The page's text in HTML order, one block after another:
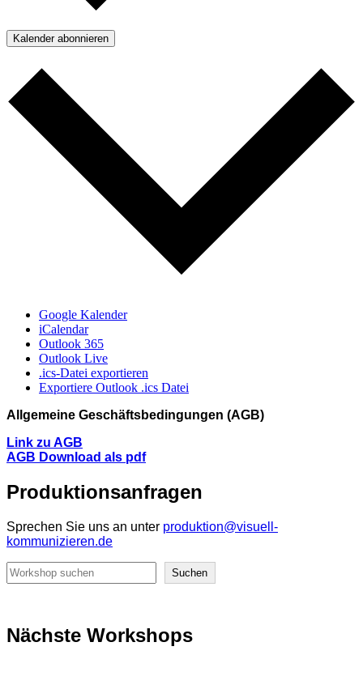
Kalender abonnieren
Google Kalender
iCalendar
Outlook 365
Outlook Live
.ics-Datei exportieren
Exportiere Outlook .ics Datei
Allgemeine Geschäftsbedingungen (AGB)
Link zu AGB
AGB Download als pdf
Produktionsanfragen
Sprechen Sie uns an unter produktion@visuell-
kommunizieren.de
Suchen
Suchen
Nächste Workshops